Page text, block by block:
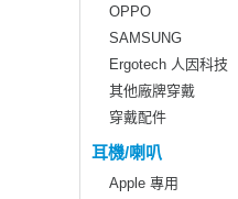
OPPO
SAMSUNG
Ergotech 人因科技
其他廠牌穿戴
穿戴配件
耳機/喇叭
Apple 專用